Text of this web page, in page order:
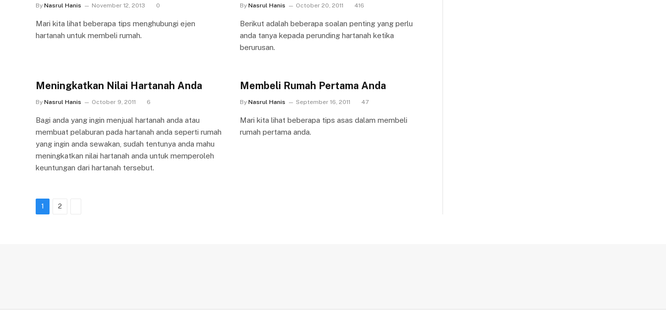
By Nasrul Hanis November 12, 2013 0
Mari kita lihat beberapa tips menghubungi ejen
hartanah untuk membeli rumah.
By Nasrul Hanis October 20, 2011 416
Berikut adalah beberapa soalan penting yang perlu
anda tanya kepada perunding hartanah ketika
berurusan.
Meningkatkan Nilai Hartanah Anda
By Nasrul Hanis October 9, 2011 6
Bagi anda yang ingin menjual hartanah anda atau
membuat pelaburan pada hartanah anda seperti rumah
yang ingin anda sewakan, sudah tentunya anda mahu
meningkatkan nilai hartanah anda untuk memperoleh
keuntungan dari hartanah tersebut.
Membeli Rumah Pertama Anda
By Nasrul Hanis September 16, 2011 47
Mari kita lihat beberapa tips asas dalam membeli
rumah pertama anda.
1 2